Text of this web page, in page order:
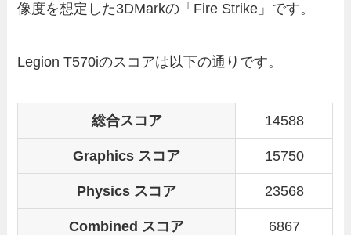
像度を想定した3DMarkの「Fire Strike」です。
Legion T570iのスコアは以下の通りです。
総合スコア 14588
Graphics スコア 15750
Physics スコア 23568
Combined スコア 6867